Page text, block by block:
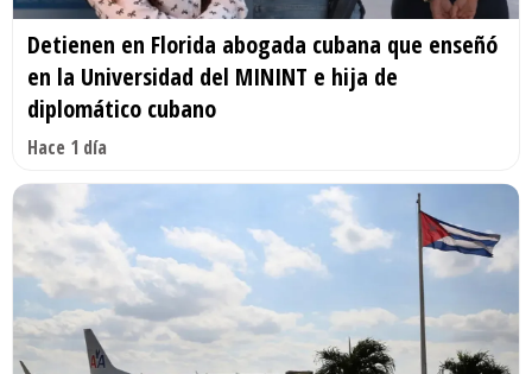
Detienen en Florida abogada cubana que enseñó
en la Universidad del MININT e hija de
diplomático cubano
Hace 1 día